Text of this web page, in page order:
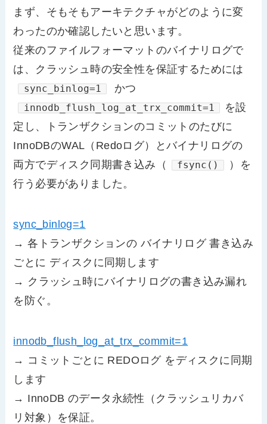
まず、そもそもアーキテクチャがどのように変
わったのか確認したいと思います。
従来のファイルフォーマットのバイナリログで
は、クラッシュ時の安全性を保証するためには
sync_binlog=1 かつ
innodb_flush_log_at_trx_commit=1
を設
定し、トランザクションのコミットのたびに
InnoDBのWAL（Redoログ）とバイナリログの
両方でディスク同期書き込み（
fsync()
）を
行う必要がありました。
sync_binlog=1
→ 各トランザクションの バイナリログ 書き込み
ごとに ディスクに同期します
→ クラッシュ時にバイナリログの書き込み漏れ
を防ぐ。
innodb_flush_log_at_trx_commit=1
→ コミットごとに REDOログ をディスクに同期
します
→ InnoDB のデータ永続性（クラッシュリカバ
リ対象）を保証。